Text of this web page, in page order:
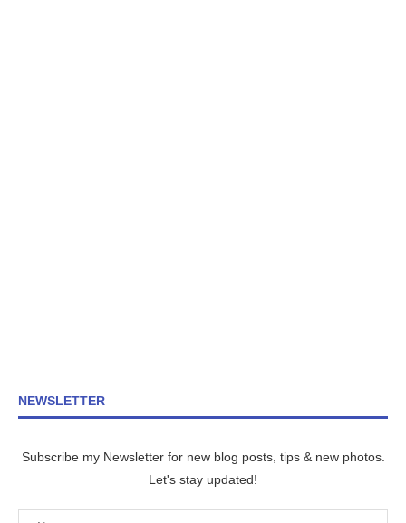
NEWSLETTER
Subscribe my Newsletter for new blog posts, tips & new photos.
Let's stay updated!